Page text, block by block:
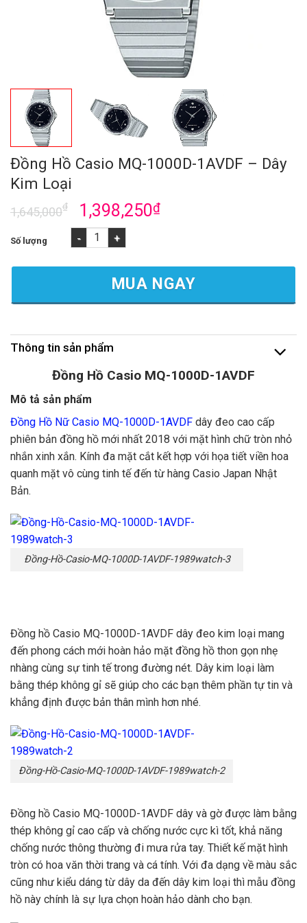
Đồng Hồ Casio MQ-1000D-1AVDF – Dây
Kim Loại
1,645,000₫ 1,398,250₫
Đồng Hồ Casio MQ-1000D-1AVDF - Dây Kim Loại số lượng
MUA NGAY
Thông tin sản phẩm
Đồng Hồ Casio MQ-1000D-1AVDF
Mô tả sản phẩm
Đồng Hồ Nữ Casio MQ-1000D-1AVDF dây đeo cao cấp
phiên bản đồng hồ mới nhất 2018 với mặt hình chữ tròn nhỏ
nhắn xinh xắn. Kính đa mặt cắt kết hợp với họa tiết viền hoa
quanh mặt vô cùng tinh tế đến từ hàng Casio Japan Nhật
Bản.
Đồng-Hồ-Casio-MQ-1000D-1AVDF-1989watch-3
Đồng hồ Casio MQ-1000D-1AVDF dây đeo kim loại mang
đến phong cách mới hoàn hảo mặt đồng hồ thon gọn nhẹ
nhàng cùng sự tinh tế trong đường nét. Dây kim loại làm
bằng thép không gỉ sẽ giúp cho các bạn thêm phần tự tin và
khẳng định được bản thân mình hơn nhé.
Đồng-Hồ-Casio-MQ-1000D-1AVDF-1989watch-2
Đồng hồ Casio MQ-1000D-1AVDF dây và gờ được làm bằng
thép không gỉ cao cấp và chống nước cực kì tốt, khả năng
chống nước thông thường đi mưa rửa tay. Thiết kế mặt hình
tròn có hoa văn thời trang và cá tính. Với đa dạng về màu sắc
cũng như kiểu dáng từ dây da đến dây kim loại thì mẫu đồng
hồ này chính là sự lựa chọn hoàn hảo dành cho bạn.